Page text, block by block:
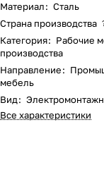
Материал: Сталь
Страна производства
Категория: Рабочие
производства
Направление:
мебель
Вид:
Все характеристики